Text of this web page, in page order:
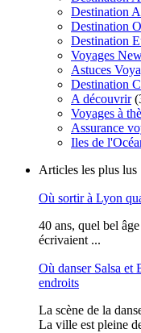
Destination
Destination
Destination
Voyages
Astuces
Destination
A découvrir
Voyages à
Assurance
Iles de
Articles les plus lus
Où sortir à Lyon
40 ans, quel bel
écrivaient ...
Où danser Salsa et
endroits
La scène de la
La ville est pleine